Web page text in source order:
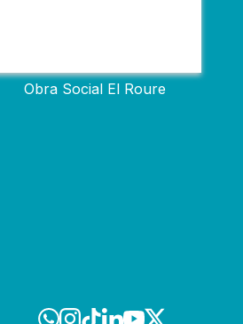
Obra Social El Roure